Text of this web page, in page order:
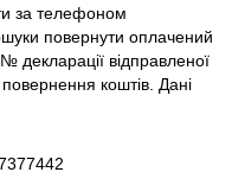
за телефоном
повернути оплачений
декларації відправленої
коштів. Дані